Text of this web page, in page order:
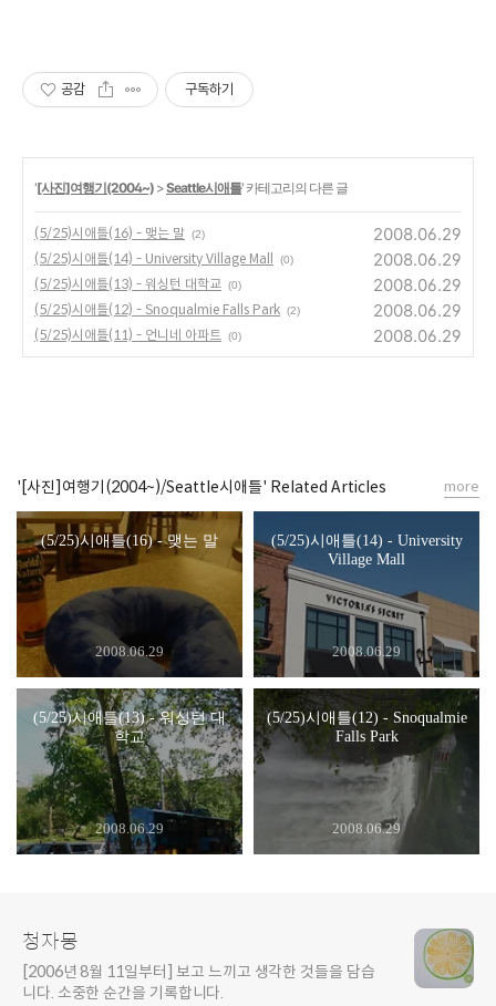
공감 구독하기
'[사진]여행기(2004~) >Seattle시애틀' 카테고리의 다른 글
(5/25)시애틀(16) - 맺는 말 (2) 2008.06.29
(5/25)시애틀(14) - University Village Mall (0) 2008.06.29
(5/25)시애틀(13) - 워싱턴 대학교 (0) 2008.06.29
(5/25)시애틀(12) - Snoqualmie Falls Park (2) 2008.06.29
(5/25)시애틀(11) - 언니네 아파트 (0) 2008.06.29
'[사진]여행기(2004~)/Seattle시애틀' Related Articles
(5/25)시애틀(16) - 맺는 말
2008.06.29
(5/25)시애틀(14) - University
Village Mall
2008.06.29
(5/25)시애틀(13) - 워싱턴 대
학교
2008.06.29
(5/25)시애틀(12) - Snoqualmie
Falls Park
2008.06.29
more
청자몽
[2006년 8월 11일부터] 보고 느끼고 생각한 것들을 담습
니다. 소중한 순간을 기록합니다.